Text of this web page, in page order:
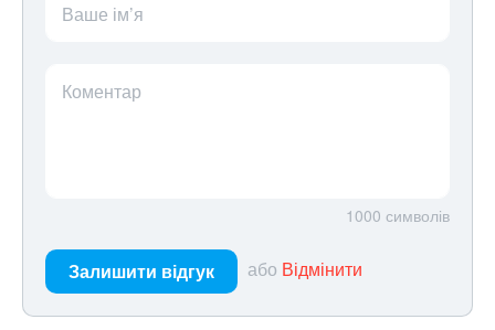
Ваше ім’я
Коментар
1000 символів
Залишити відгук або Відмінити